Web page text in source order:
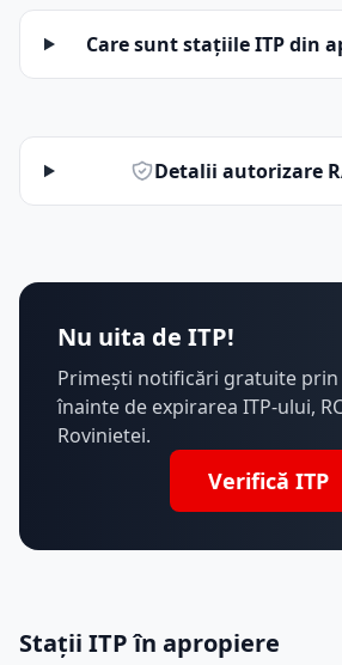
Care sunt stațiile ITP din
Detalii autorizare
Nu uita de ITP!
Primești notificări gratuite prin
înainte de expirarea ITP-ului,
Rovinietei.
Verifică ITP
Stații ITP în apropiere